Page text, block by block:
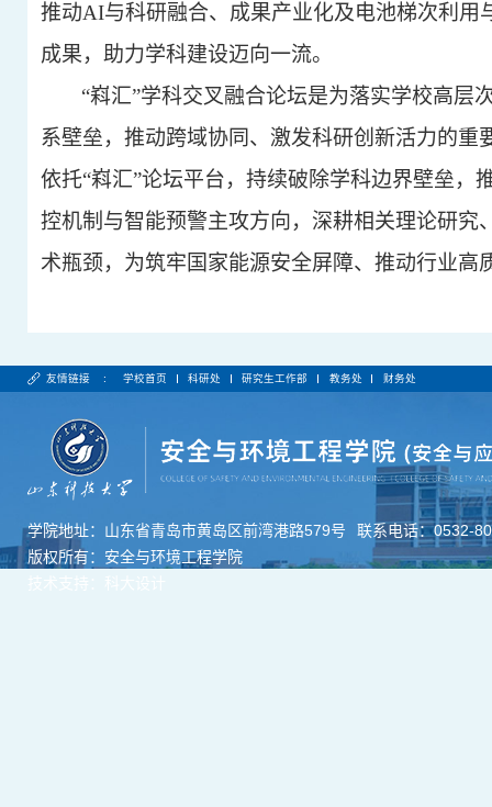
推动AI与科研融合、成果产业化及电池梯次利用
成果，助力学科建设迈向一流。
“嵙汇”学科交叉融合论坛是为落实学校高层
系壁垒，推动跨域协同、激发科研创新活力的
依托“嵙汇”论坛平台，持续破除学科边界壁垒
控机制与智能预警主攻方向，深耕相关理论研
术瓶颈，为筑牢国家能源安全屏障、推动行业
友情链接 : 学校首页 科研处 研究生工作部 教务处 财务处
学院地址：山东省青岛市黄岛区前湾港路579号
联系电话：0532-
版权所有：安全与环境工程学院